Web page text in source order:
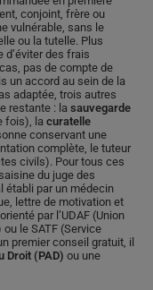
conjoint, frère ou
vulnérable, sans le
ou la tutelle. Plus
d’éviter des frais
pas de compte de
un accord au sein de la
adaptée, trois autres
restante : la sauvegarde
fois), la curatelle
conservant une
complète, le tuteur
civils). Pour tous ces
du juge des
établi par un médecin
lettre de motivation et
par l’UDAF (Union
le SATF (Service
premier conseil gratuit, il
Droit (PAD) ou une